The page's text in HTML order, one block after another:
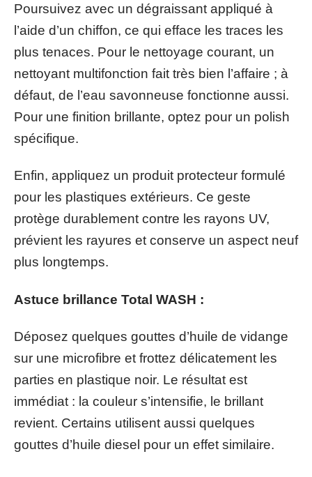
Poursuivez avec un dégraissant appliqué à
l’aide d’un chiffon, ce qui efface les traces les
plus tenaces. Pour le nettoyage courant, un
nettoyant multifonction fait très bien l’affaire ; à
défaut, de l’eau savonneuse fonctionne aussi.
Pour une finition brillante, optez pour un polish
spécifique.
Enfin, appliquez un produit protecteur formulé
pour les plastiques extérieurs. Ce geste
protège durablement contre les rayons UV,
prévient les rayures et conserve un aspect neuf
plus longtemps.
Astuce brillance Total WASH :
Déposez quelques gouttes d’huile de vidange
sur une microfibre et frottez délicatement les
parties en plastique noir. Le résultat est
immédiat : la couleur s’intensifie, le brillant
revient. Certains utilisent aussi quelques
gouttes d’huile diesel pour un effet similaire.